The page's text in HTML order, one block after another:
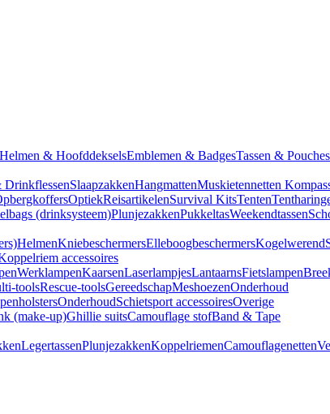
Helmen & HoofddekselsEmblemen & BadgesTassen & Pouches
DrinkflessenSlaapzakkenHangmattenMuskietennetten
OptiekReisartikelenSurvival KitsTenten
(drinksysteem)PlunjezakkenPukkeltasWeekendtassen
HelmenKniebeschermersElleboogbeschermersKogelwerend
accessoires
WerklampenKaarsenLaserlampjesLantaarnsFietslampen
toolsRescue-toolsGereedschapMeshoezenOnderhoud
OnderhoudSchietsport accessoiresOverige
(make-up)Ghillie suitsCamouflage stofBand & Tape
LegertassenPlunjezakkenKoppelriemenCamouflagenetten